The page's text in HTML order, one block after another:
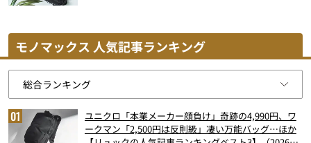
モノマックス 人気記事ランキング
ユニクロ「本業メーカー顔負け」奇跡の4,990円、ワ
ークマン「2,500円は反則級」凄い万能バッグ…ほか